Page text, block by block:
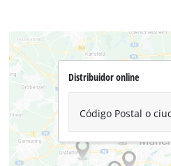
Distribuidor online
Código Postal o